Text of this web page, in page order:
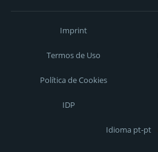
Imprint
Termos de Uso
Política de Cookies
IDP
Idioma pt-pt